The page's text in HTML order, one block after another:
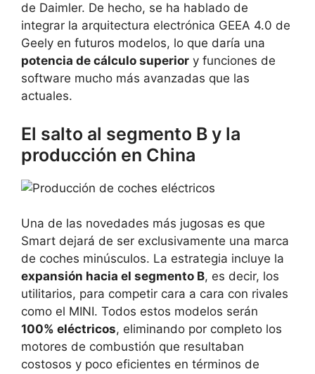
de Daimler. De hecho, se ha hablado de
integrar la arquitectura electrónica GEEA 4.0 de
Geely en futuros modelos, lo que daría una
potencia de cálculo superior y funciones de
software mucho más avanzadas que las
actuales.
El salto al segmento B y la
producción en China
Una de las novedades más jugosas es que
Smart dejará de ser exclusivamente una marca
de coches minúsculos. La estrategia incluye la
expansión hacia el segmento B, es decir, los
utilitarios, para competir cara a cara con rivales
como el MINI. Todos estos modelos serán
100% eléctricos, eliminando por completo los
motores de combustión que resultaban
costosos y poco eficientes en términos de